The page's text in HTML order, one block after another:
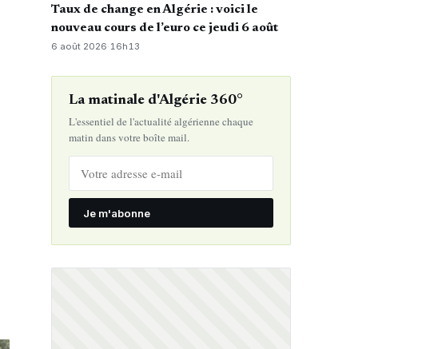
Taux de change en Algérie : voici le
nouveau cours de l’euro ce jeudi 6 août
6 août 2026· 16h13
La matinale d'Algérie 360°
L'essentiel de l'actualité algérienne chaque
matin dans votre boîte mail.
Je m'abonne